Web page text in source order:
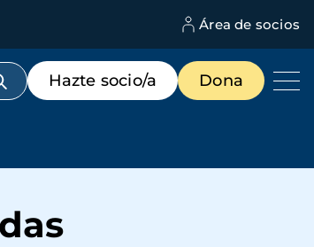
Área de socios
Menú
de
destacados
Hazte socio/a Dona